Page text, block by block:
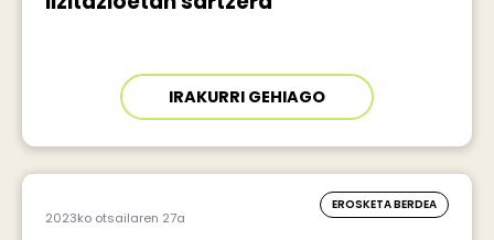
IRAKURRI GEHIAGO
2023ko otsailaren 27a
EROSKETA BERDEA